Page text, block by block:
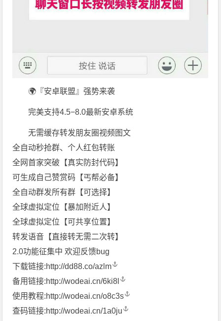
🌍『安卓联盟』强势来袭
完美支持4.5−8.0最新安卓系统
无需缓存转发朋友圈视频图文
全自动秒抢群、个人红包转账
全网首家突破【真实防封代码】
可生成自己赞赏码【丐帮必备】
全自动群发所有群【可选择】
全球虚拟定位【暴加附近人】
全球虚拟定位【可共享位置】
转发语音【直接转无需二次转】
2.0功能征集中 欢迎反馈bug
下载链接:http://dd88.co/azlm
备用链接:http://wodeai.cn/6ki8l
使用教程:http://wodeai.cn/o8c3s
查码链接:http://wodeai.cn/1a0ju